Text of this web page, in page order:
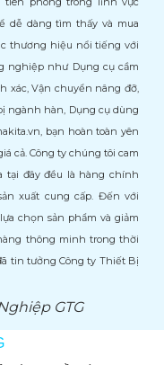
dễ dàng tìm thấy và mua
thương hiệu nổi tiếng với
nghiệp như Dụng cụ cầm
xác, Vận chuyển nâng đỡ,
ngành hàn, Dụng cụ dùng
bạn hoàn toàn yên
cả. Công ty chúng tôi cam
tại đây đều là hàng chính
xuất cung cấp. Đến với
chọn sản phẩm và giảm
thông minh trong thời
tin tưởng Công ty Thiết Bị
GTG